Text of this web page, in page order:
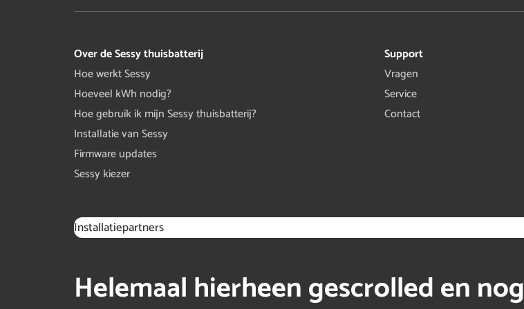
Over de Sessy thuisbatterij
Hoe werkt Sessy
Hoeveel kWh nodig?
Hoe gebruik ik mijn Sessy thuisbatterij?
Installatie van Sessy
Firmware updates
Sessy kiezer
Support
Vragen
Service
Contact
Installatiepartners
Helemaal hierheen gescrolled en nog